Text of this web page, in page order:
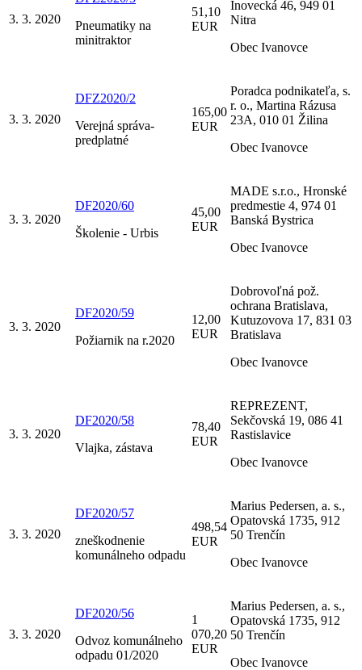
3. 3. 2020
Pneumatiky na
minitraktor
51,10
EUR
Inovecká 46, 949 01
Nitra
Obec Ivanovce
3. 3. 2020
DFZ2020/2
Verejná správa-
predplatné
165,00
EUR
Poradca podnikateľa, s.
r. o., Martina Rázusa
23A, 010 01 Žilina
Obec Ivanovce
3. 3. 2020
DF2020/60
Školenie - Urbis
45,00
EUR
MADE s.r.o., Hronské
predmestie 4, 974 01
Banská Bystrica
Obec Ivanovce
3. 3. 2020
DF2020/59
Požiarnik na r.2020
12,00
EUR
Dobrovoľná pož.
ochrana Bratislava,
Kutuzovova 17, 831 03
Bratislava
Obec Ivanovce
3. 3. 2020
DF2020/58
Vlajka, zástava
78,40
EUR
REPREZENT,
Sekčovská 19, 086 41
Rastislavice
Obec Ivanovce
3. 3. 2020
DF2020/57
zneškodnenie
komunálneho odpadu
498,54
EUR
Marius Pedersen, a. s.,
Opatovská 1735, 912
50 Trenčín
Obec Ivanovce
3. 3. 2020
DF2020/56
Odvoz komunálneho
odpadu 01/2020
1
070,20
EUR
Marius Pedersen, a. s.,
Opatovská 1735, 912
50 Trenčín
Obec Ivanovce